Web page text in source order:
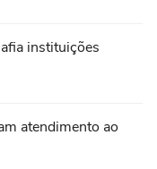
instituições
atendimento ao